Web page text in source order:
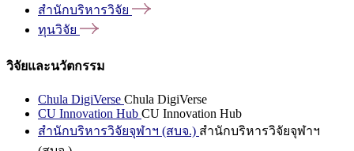
สำนักบริหารวิจัย
ทุนวิจัย
วิจัยและนวัตกรรม
Chula DigiVerse Chula DigiVerse
CU Innovation Hub CU Innovation Hub
สำนักบริหารวิจัยจุฬาฯ (สบจ.) สำนักบริหารวิจัยจุฬาฯ